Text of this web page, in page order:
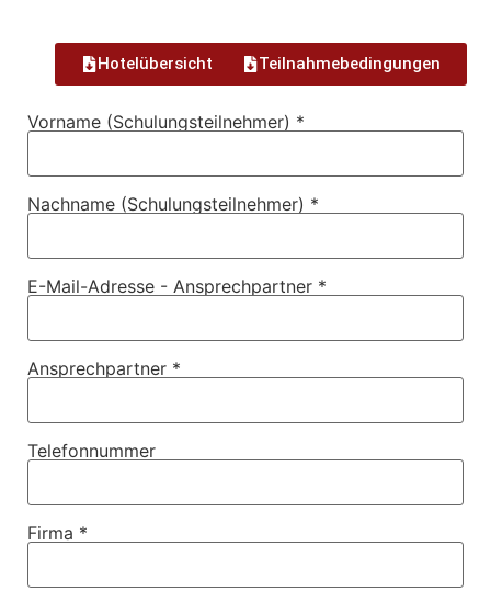
Hotelübersicht Teilnahmebedingungen
Vorname (Schulungsteilnehmer) *
Nachname (Schulungsteilnehmer) *
E-Mail-Adresse - Ansprechpartner *
Ansprechpartner *
Telefonnummer
Firma *